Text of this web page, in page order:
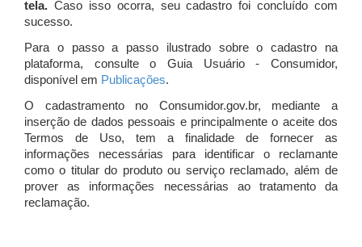
tela. Caso isso ocorra, seu cadastro foi concluído com
sucesso.
Para o passo a passo ilustrado sobre o cadastro na
plataforma, consulte o Guia Usuário - Consumidor,
disponível em Publicações.
O cadastramento no Consumidor.gov.br, mediante a
inserção de dados pessoais e principalmente o aceite dos
Termos de Uso, tem a finalidade de fornecer as
informações necessárias para identificar o reclamante
como o titular do produto ou serviço reclamado, além de
prover as informações necessárias ao tratamento da
reclamação.